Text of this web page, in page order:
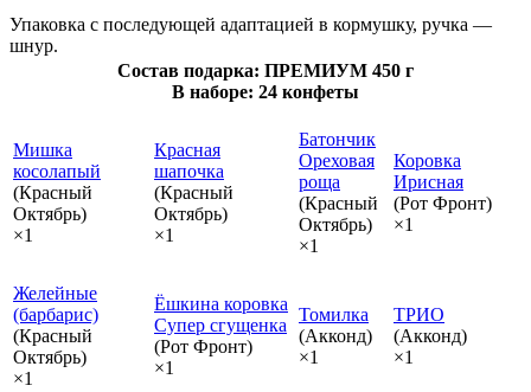
Упаковка с последующей адаптацией в кормушку, ручка —
шнур.
Состав подарка: ПРЕМИУМ 450 г
В наборе: 24 конфеты
Мишка
косолапый
(Красный
Октябрь)
×1
Красная
шапочка
(Красный
Октябрь)
×1
Батончик
Ореховая
роща
(Красный
Октябрь)
×1
Коровка
Ирисная
(Рот Фронт)
×1
Желейные
(барбарис)
(Красный
Октябрь)
×1
Ёшкина коровка
Супер сгущенка
(Рот Фронт)
×1
Томилка
(Акконд)
×1
ТРИО
(Акконд)
×1